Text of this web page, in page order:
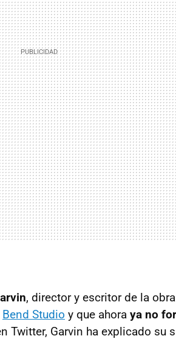
, director y escritor de la
Bend Studio y que ahora ya no
Twitter, Garvin ha explicado su